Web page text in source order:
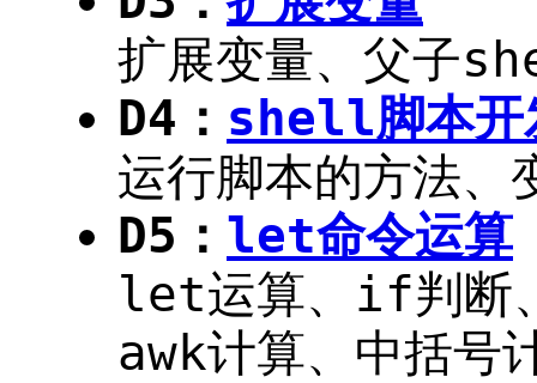
扩展变量、父子
D4： shell脚本开
运行脚本的方法、
D5： let命令运算
let运算、if判断
awk计算、中括号